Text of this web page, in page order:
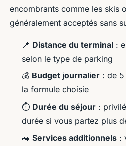
encombrants comme les skis
généralement acceptés sans
📍 Distance du terminal :
selon le type de parking
💰 Budget journalier : de
la formule choisie
⏱️ Durée du séjour :
durée si vous partez plus
🚗 Services additionnels :